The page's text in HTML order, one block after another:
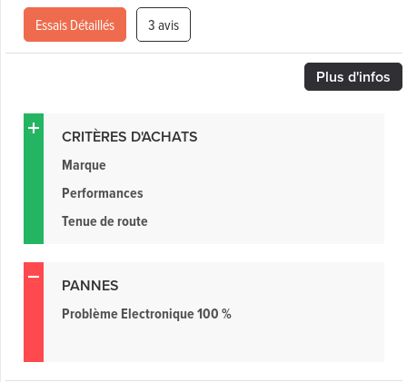
Essais Détaillés 3 avis
Plus d'infos
CRITÈRES D'ACHATS
Marque
Performances
Tenue de route
PANNES
Problème Electronique 100 %